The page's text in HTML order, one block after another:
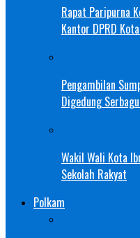
Rapat Paripurna
Kantor DPRD
Pengambilan
Digedung
Wakil Wali Kota
Sekolah Rakyat
Polkam